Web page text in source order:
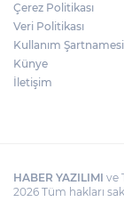
Çerez Politikası
Veri Politikası
Kullanım Şartnamesi
Künye
İletişim
HABER YAZILIMI ve
2026 Tüm hakları